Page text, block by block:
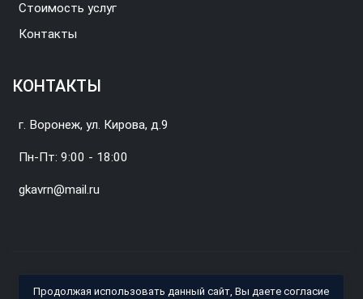
Стоимость услуг
Контакты
КОНТАКТЫ
г. Воронеж, ул. Кирова, д.9
Пн-Пт: 9:00 - 18:00
gkavrn@mail.ru
Продолжая использовать данный сайт, Вы даете согласие